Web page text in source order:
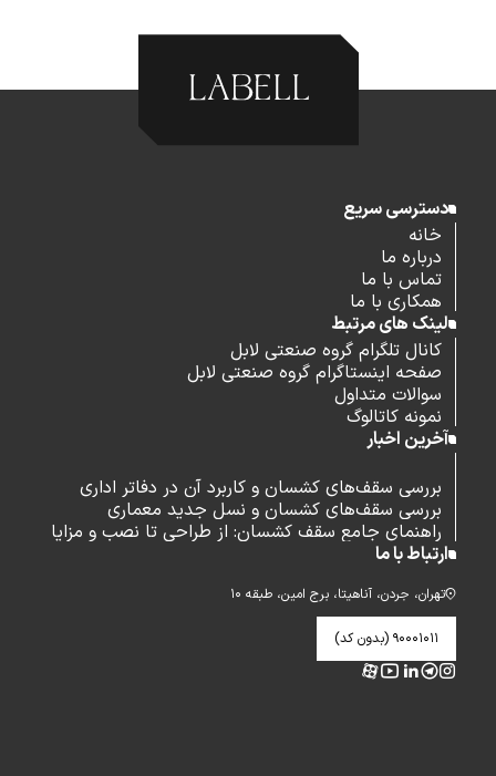
دسترسی سریع
خانه
درباره ما
تماس با ما
همکاری با ما
لینک های مرتبط
کانال تلگرام گروه صنعتی لابل
صفحه اینستاگرام گروه صنعتی لابل
سوالات متداول
نمونه کاتالوگ
آخرین اخبار
بررسی سقف‌های کشسان و کاربرد آن در دفاتر اداری
بررسی سقف‌های کشسان و نسل جدید معماری
راهنمای جامع سقف کشسان: از طراحی تا نصب و مزایا
ارتباط با ما
تهران، جردن، آناهیتا، برج امین، طبقه ۱۰
۹۰۰۰۱۰۱۱ (بدون کد)